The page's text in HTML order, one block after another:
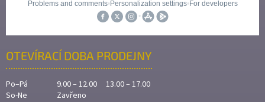
OTEVÍRACÍ DOBA PRODEJNY
Po–Pá
9.00 – 12.00 13.00 – 17.00
So-Ne
Zavřeno